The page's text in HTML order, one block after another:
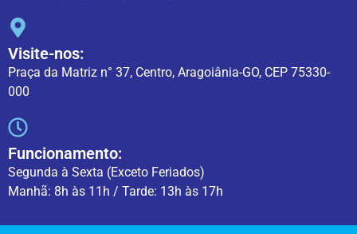
Visite-nos:
Praça da Matriz n° 37, Centro, Aragoiânia-GO, CEP 75330-
000
Funcionamento:
Segunda à Sexta (Exceto Feriados)
Manhã: 8h às 11h / Tarde: 13h às 17h